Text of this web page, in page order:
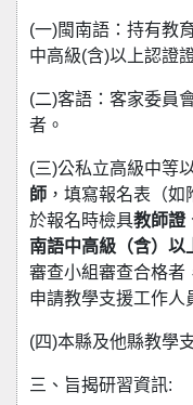
(一)閩南語：持有教
中高級(含)以上認證
(二)客語：客家委員
者。
(三)公私立高級中等
師 ，填寫報名表（
於報名時檢具教師證
南語中高級（含）以
審查小組審查合格者
申請教學支援工作人
(四)本縣及他縣教學
三、旨揭研習資訊: